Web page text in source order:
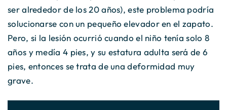
ser alrededor de los 20 años), este problema podría
solucionarse con un pequeño elevador en el zapato.
Pero, si la lesión ocurrió cuando el niño tenía solo 8
años y medía 4 pies, y su estatura adulta será de 6
pies, entonces se trata de una deformidad muy
grave.